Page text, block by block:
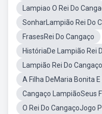
Lampiao O Rei Do
SonharLampião Rei Do
FrasesRei Do Cangaço
HistóriaDe Lampião Rei
Lampião Rei Do
A Filha DeMaria Bonita
Cangaço LampiãoSeus
O Rei Do CangaçoJogo